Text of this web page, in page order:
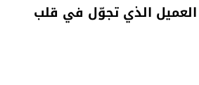
العميل الذي تجوّل في قلب